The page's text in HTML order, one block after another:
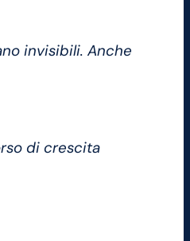
invisibili. Anche
di crescita